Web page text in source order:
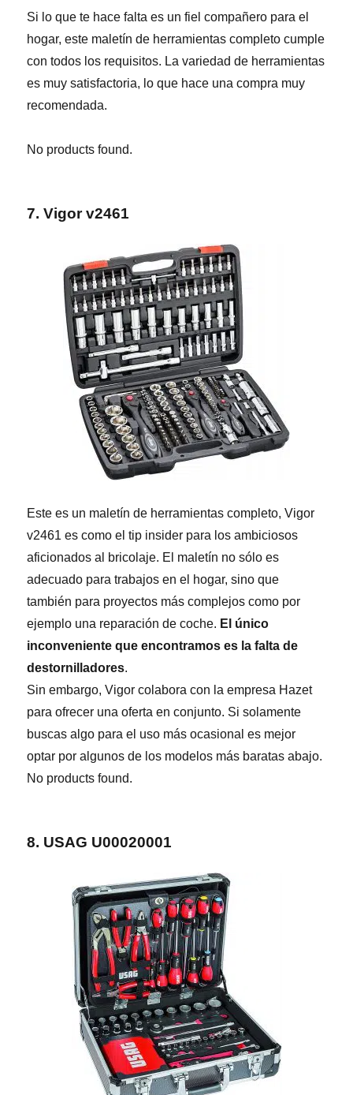
Si lo que te hace falta es un fiel compañero para el
hogar, este maletín de herramientas completo cumple
con todos los requisitos. La variedad de herramientas
es muy satisfactoria, lo que hace una compra muy
recomendada.
No products found.
7. Vigor v2461
Este es un maletín de herramientas completo, Vigor
v2461 es como el tip insider para los ambiciosos
aficionados al bricolaje. El maletín no sólo es
adecuado para trabajos en el hogar, sino que
también para proyectos más complejos como por
ejemplo una reparación de coche. El único
inconveniente que encontramos es la falta de
destornilladores.
Sin embargo, Vigor colabora con la empresa Hazet
para ofrecer una oferta en conjunto. Si solamente
buscas algo para el uso más ocasional es mejor
optar por algunos de los modelos más baratas abajo.
No products found.
8. USAG U00020001